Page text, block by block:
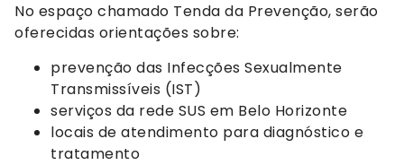
No espaço chamado Tenda da Prevenção, serão
oferecidas orientações sobre:
prevenção das Infecções Sexualmente
Transmissíveis (IST)
serviços da rede SUS em Belo Horizonte
locais de atendimento para diagnóstico e
tratamento